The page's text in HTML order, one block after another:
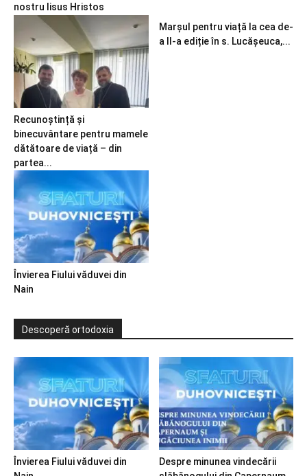
nostru Iisus Hristos
Recunoștință și
binecuvântare pentru mamele
dătătoare de viață – din
partea...
Marșul pentru viață la cea de-
a II-a ediție în s. Lucășeuca,...
Învierea Fiului văduvei din
Nain
Descoperă ortodoxia
Învierea Fiului văduvei din
Despre minunea vindecării